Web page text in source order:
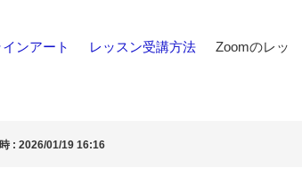
ンアート レッスン受講方法
Zoomのレッ
: 2026/01/19 16:16